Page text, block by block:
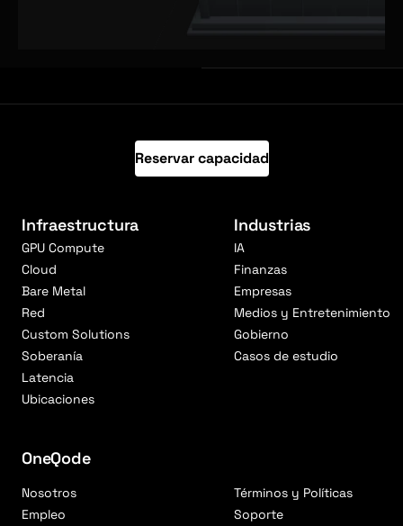
Reservar capacidad
Infraestructura
GPU Compute
Cloud
Bare Metal
Red
Custom Solutions
Soberanía
Latencia
Ubicaciones
Industrias
IA
Finanzas
Empresas
Medios y Entretenimiento
Gobierno
Casos de estudio
OneQode
Nosotros
Empleo
Términos y Políticas
Soporte